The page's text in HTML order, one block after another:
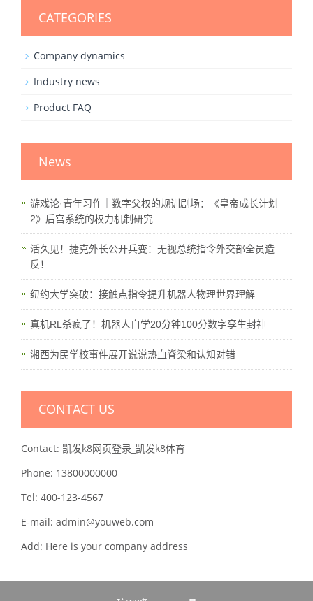
CATEGORIES
Company dynamics
Industry news
Product FAQ
News
游戏论·青年习作｜数字父权的规训剧场：《皇帝成长计划
2》后宫系统的权力机制研究
活久见！捷克外长公开兵变：无视总统指令外交部全员造
反！
纽约大学突破：接触点指令提升机器人物理世界理解
真机RL杀疯了！机器人自学20分钟100分数字孪生封神
湘西为民学校事件展开说说热血脊梁和认知对错
CONTACT US
Contact: 凯发k8网页登录_凯发k8体育
Phone: 13800000000
Tel: 400-123-4567
E-mail: admin@youweb.com
Add: Here is your company address